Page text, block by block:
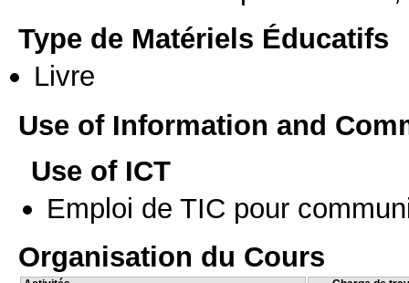
Type de Matériels Éducatifs
Livre
Use of Information and
Use of ICT
Emploi de TIC pour
Organisation du Cours